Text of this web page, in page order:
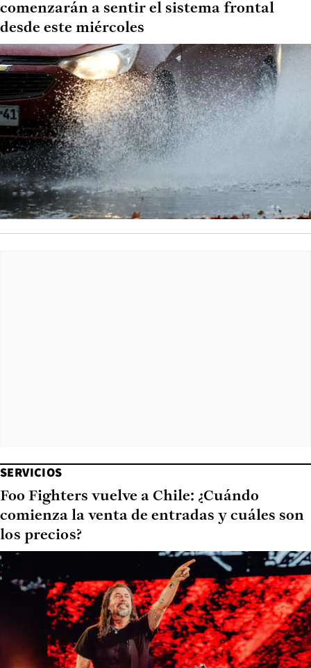
comenzarán a sentir el sistema frontal
desde este miércoles
SERVICIOS
Foo Fighters vuelve a Chile: ¿Cuándo
comienza la venta de entradas y cuáles son
los precios?